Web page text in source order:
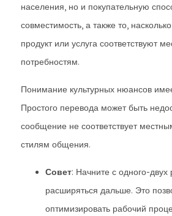
населения, но и покупательную
совместимость, а также то,
продукт или услуга соответствуют
потребностям.
Понимание культурных нюансов
Простого перевода может быть
сообщение не соответствует
стилям общения.
Совет: Начните с одного-
расширяться дальше. Это
оптимизировать рабочий